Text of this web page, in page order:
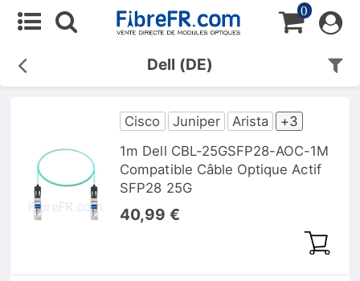
0
Dell (DE)
Cisco Juniper Arista
+3
1m Dell CBL-25GSFP28-AOC-1M
Compatible Câble Optique Actif
SFP28 25G
40,99 €